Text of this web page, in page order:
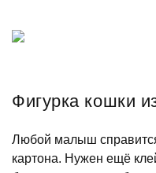
Фигурка кошки
Любой малыш
картона. Нужен ещё